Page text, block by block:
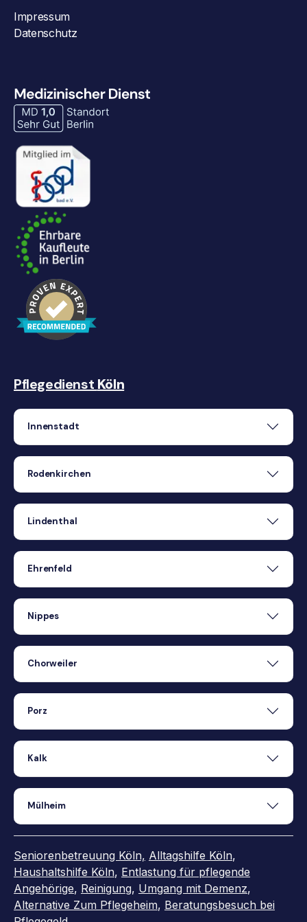
Impressum
Datenschutz
Pflegedienst Köln
Innenstadt
Rodenkirchen
Lindenthal
Ehrenfeld
Nippes
Chorweiler
Porz
Kalk
Mülheim
Seniorenbetreuung Köln, Alltagshilfe Köln,
Haushaltshilfe Köln, Entlastung für pflegende
Angehörige, Reinigung, Umgang mit Demenz,
Alternative Zum Pflegeheim, Beratungsbesuch bei